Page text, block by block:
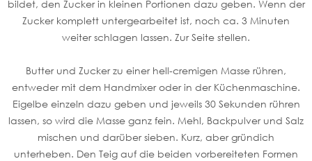
bildet, den Zucker in kleinen Portionen dazu geben. Wenn der
Zucker komplett untergearbeitet ist, noch ca. 3 Minuten
weiter schlagen lassen. Zur Seite stellen.
Butter und Zucker zu einer hell-cremigen Masse rühren,
entweder mit dem Handmixer oder in der Küchenmaschine.
Eigelbe einzeln dazu geben und jeweils 30 Sekunden rühren
lassen, so wird die Masse ganz fein. Mehl, Backpulver und Salz
mischen und darüber sieben. Kurz, aber gründich
unterheben. Den Teig auf die beiden vorbereiteten Formen